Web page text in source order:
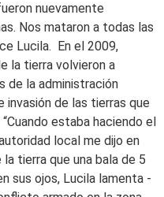
nuevamente
Nos mataron a todas las
Lucila. En el 2009,
la tierra volvieron a
de la administración
invasión de las tierras que
estaba haciendo el
local me dijo en
tierra que una bala de 5
sus ojos, Lucila lamenta -